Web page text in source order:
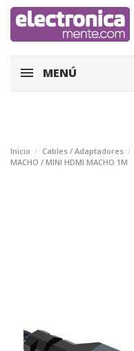
MENÚ
Inicio Cables / Adaptadores
MACHO / MINI HDMI MACHO 1M